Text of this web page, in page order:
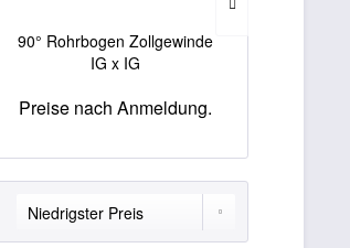
90° Rohrbogen Zollgewinde
IG x IG
Preise nach Anmeldung.